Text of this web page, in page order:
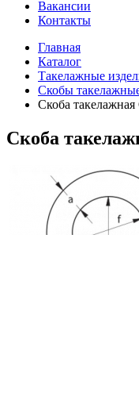
Вакансии
Контакты
Главная
Каталог
Такелажные
Скобы
Скоба
Скоба